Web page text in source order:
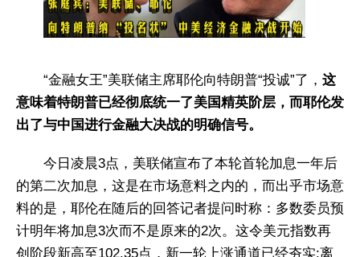
“金融女王”美联储主席耶伦向特朗普“投诚”了， 这
意味着特朗普已经彻底统一了美国精英阶层，而耶伦发
出了与中国进行金融大决战的明确信号。
今日凌晨3点，美联储宣布了本轮首轮加息一年后
的第二次加息，这是在市场意料之内的，而出乎市场意
料的是，耶伦在随后的回答记者提问时称：多数委员预
计明年将加息3次而不是原来的2次。这令美元指数再
创阶段新高至102.35点，新一轮上涨通道已经夯实;离